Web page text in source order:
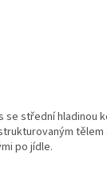
se střední hladinou
tělem
po jídle.